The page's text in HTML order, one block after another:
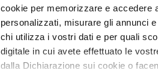
cookie per memorizzare e accedere
personalizzati, misurare gli annunci
chi utilizza i vostri dati e per quali
digitale in cui avete effettuato le
dalla Dichiarazione sui cookie o